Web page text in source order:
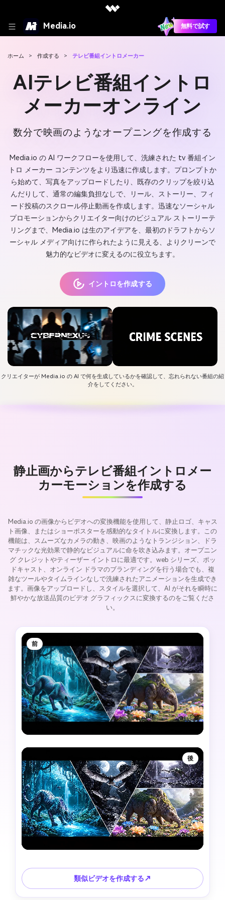
Media.io 無料で試す
ホーム > 作成する > テレビ番組イントロメーカー
AIテレビ番組イントロ
メーカーオンライン
数分で映画のようなオープニングを作成する
Media.io の AI ワークフローを使用して、洗練された tv 番組イン
トロ メーカー コンテンツをより迅速に作成します。プロンプトか
ら始めて、写真をアップロードしたり、既存のクリップを絞り込
んだりして、通常の編集負担なしで、リール、ストーリー、フィ
ード投稿のスクロール停止動画を作成します。迅速なソーシャル
プロモーションからクリエイター向けのビジュアル ストーリーテ
リングまで、Media.io は生のアイデアを、最初のドラフトからソ
ーシャル メディア向けに作られたように見える、よりクリーンで
魅力的なビデオに変えるのに役立ちます。
イントロを作成する
クリエイターが Media.io の AI で何を生成しているかを確認して、忘れられない番組の紹
介をしてください。
静止画からテレビ番組イントロメー
カーモーションを作成する
Media.io の画像からビデオへの変換機能を使用して、静止ロゴ、キャス
ト画像、またはショーポスターを感動的なタイトルに変換します。この
機能は、スムーズなカメラの動き、映画のようなトランジション、ドラ
マチックな光効果で静的なビジュアルに命を吹き込みます。オープニン
グ クレジットやティーザー イントロに最適です。web シリーズ、ポッ
ドキャスト、オンライン ドラマのブランディングを行う場合でも、複
雑なツールやタイムラインなしで洗練されたアニメーションを生成でき
ます。画像をアップロードし、スタイルを選択して、AI がそれを瞬時に
鮮やかな放送品質のビデオ グラフィックスに変換するのをご覧くださ
い。
前
後
類似ビデオを作成する↗